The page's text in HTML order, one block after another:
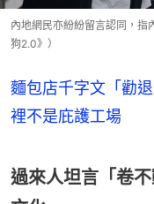
內地網民亦紛紛留言認同，指
狗2.0》）
麵包店千字文「勸
裡不是庇護工場
過來人坦言「卷